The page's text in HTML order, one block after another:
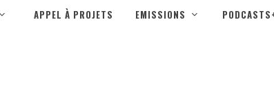
APPEL À PROJETS EMISSIONS